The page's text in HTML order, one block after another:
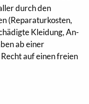
durch den
(Reparaturkosten,
Kleidung, An-
ab einer
auf einen freien